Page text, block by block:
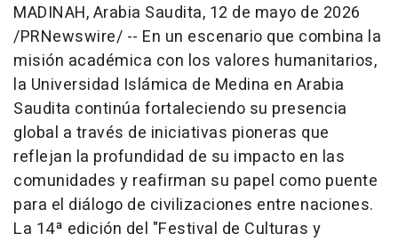
MADINAH, Arabia Saudita, 12 de mayo de 2026
/PRNewswire/ -- En un escenario que combina la
misión académica con los valores humanitarios,
la Universidad Islámica de Medina en Arabia
Saudita continúa fortaleciendo su presencia
global a través de iniciativas pioneras que
reflejan la profundidad de su impacto en las
comunidades y reafirman su papel como puente
para el diálogo de civilizaciones entre naciones.
La 14ª edición del "Festival de Culturas y